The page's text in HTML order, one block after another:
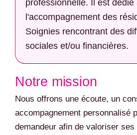
professionnelle. Il est dédié
l'accompagnement des
Soignies rencontrant des
sociales et/ou financières.
Notre mission
Nous offrons une écoute, un
accompagnement personnalisé
demandeur afin de valoriser